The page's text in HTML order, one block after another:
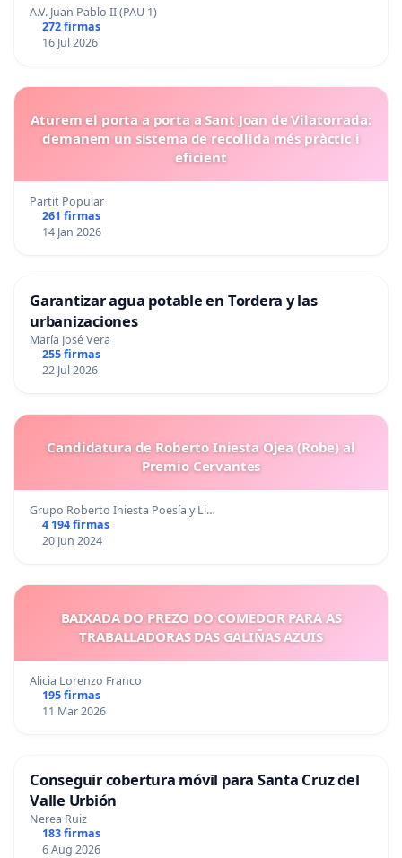
A.V. Juan Pablo II (PAU 1)
272 firmas
16 Jul 2026
Aturem el porta a porta a Sant Joan de Vilatorrada:
demanem un sistema de recollida més pràctic i
eficient
Partit Popular
261 firmas
14 Jan 2026
Garantizar agua potable en Tordera y las
urbanizaciones
María José Vera
255 firmas
22 Jul 2026
Candidatura de Roberto Iniesta Ojea (Robe) al
Premio Cervantes
Grupo Roberto Iniesta Poesía y Li…
4 194 firmas
20 Jun 2024
BAIXADA DO PREZO DO COMEDOR PARA AS
TRABALLADORAS DAS GALIÑAS AZUIS
Alicia Lorenzo Franco
195 firmas
11 Mar 2026
Conseguir cobertura móvil para Santa Cruz del
Valle Urbión
Nerea Ruiz
183 firmas
6 Aug 2026